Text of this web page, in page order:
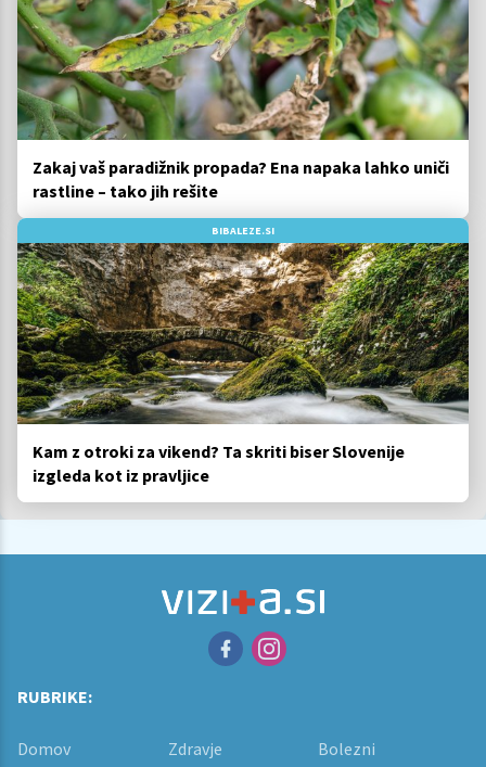
Zakaj vaš paradižnik propada? Ena napaka lahko uniči
rastline – tako jih rešite
BIBALEZE.SI
Kam z otroki za vikend? Ta skriti biser Slovenije
izgleda kot iz pravljice
RUBRIKE:
Domov Zdravje
Bolezni